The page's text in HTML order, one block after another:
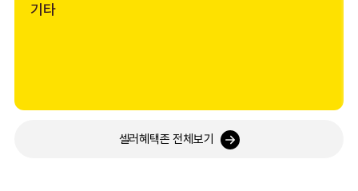
기타
셀러혜택존 전체보기